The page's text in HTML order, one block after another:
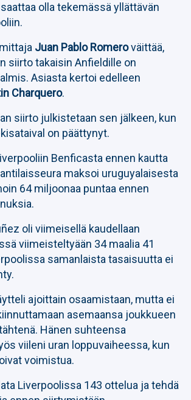
saattaa olla tekemässä yllättävän
Juan Pablo Romeroväittää,
siirto takaisin Anfieldille on
Asiasta kertoi edelleen
Charquero.
siirto julkistetaan sen jälkeen, kun
on päättynyt.
Benficasta ennen kautta
maksoi uruguyalaisesta
64 miljoonaa puntaa ennen
oli viimeisellä kaudellaan
viimeisteltyään 34 maalia 41
samanlaista tasaisuutta ei
ajoittain osaamistaan, mutta ei
asemaansa joukkueen
Hänen suhteensa
viileni uran loppuvaiheessa, kun
voimistua.
Liverpoolissa 143 ottelua ja tehdä